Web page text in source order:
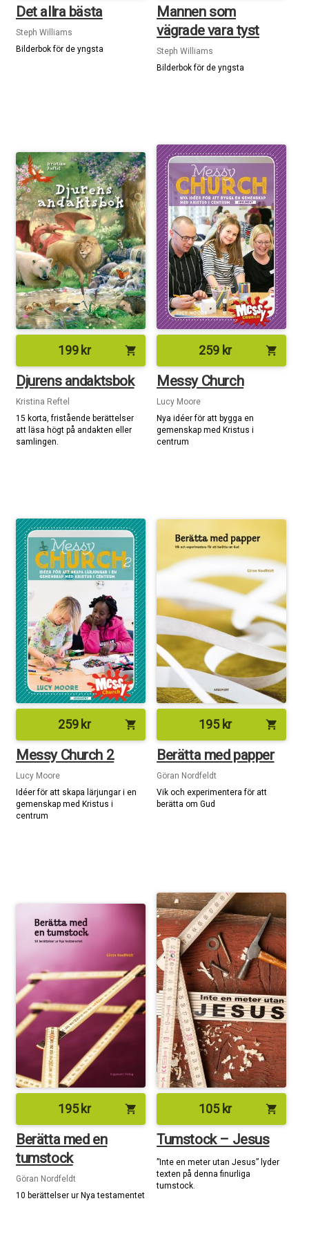
Det allra bästa
Steph Williams
Bilderbok för de yngsta
Mannen som
vägrade vara tyst
Steph Williams
Bilderbok för de yngsta
199 kr shopping_cart
Djurens andaktsbok
Kristina Reftel
15 korta, fristående berättelser
att läsa högt på andakten eller
samlingen.
259 kr shopping_cart
Messy Church
Lucy Moore
Nya idéer för att bygga en
gemenskap med Kristus i
centrum
259 kr shopping_cart
Messy Church 2
Lucy Moore
Idéer för att skapa lärjungar i en
gemenskap med Kristus i
centrum
195 kr shopping_cart
Berätta med papper
Göran Nordfeldt
Vik och experimentera för att
berätta om Gud
195 kr shopping_cart
Berätta med en
tumstock
Göran Nordfeldt
10 berättelser ur Nya testamentet
105 kr shopping_cart
Tumstock – Jesus
”Inte en meter utan Jesus” lyder
texten på denna finurliga
tumstock.